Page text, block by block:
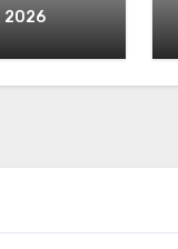
2026